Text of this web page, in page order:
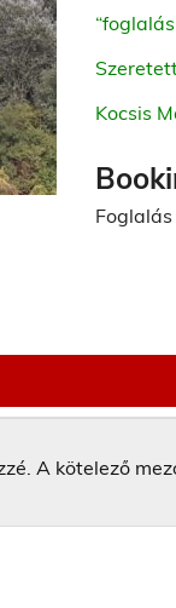
Kocsis
A kötelező